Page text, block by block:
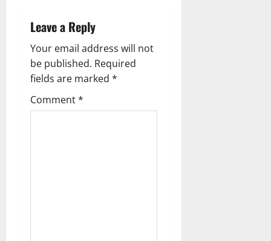
i
g
a
t
i
Leave a Reply
Your email address will not
be published. Required
fields are marked *
Comment*